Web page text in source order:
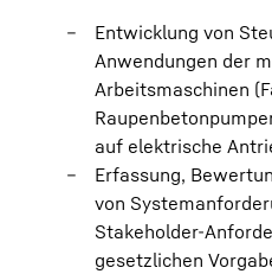
Entwicklung von
Anwendungen der
Arbeitsmaschinen
auf elektrische
Erfassung,
von
Stakeholder-
gesetzlichen